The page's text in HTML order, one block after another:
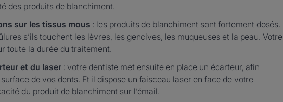
des produits de blanchiment.
sur les tissus mous : les produits de blanchiment sont fortement dosés.
s’ils touchent les lèvres, les gencives, les muqueuses et la peau. Votre
toute la durée du traitement.
et du laser : votre dentiste met ensuite en place un écarteur, afin
de vos dents. Et il dispose un faisceau laser en face de votre
du produit de blanchiment sur l’émail.